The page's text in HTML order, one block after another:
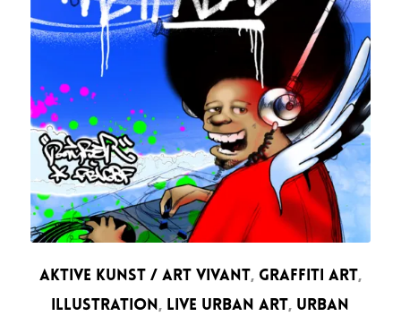
AKTIVE KUNST / ART VIVANT, GRAFFITI ART,
ILLUSTRATION, LIVE URBAN ART, URBAN